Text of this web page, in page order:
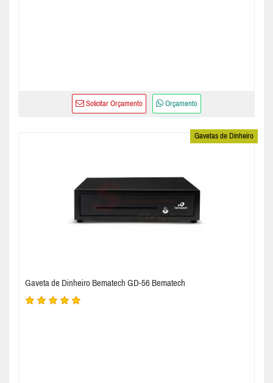
Solicitar Orçamento Orçamento
Gavetas de Dinheiro
Gaveta de Dinheiro Bematech GD-56 Bematech